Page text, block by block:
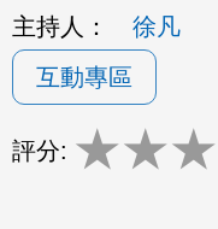
主持人：
徐凡
互動專區
評分: ★★★